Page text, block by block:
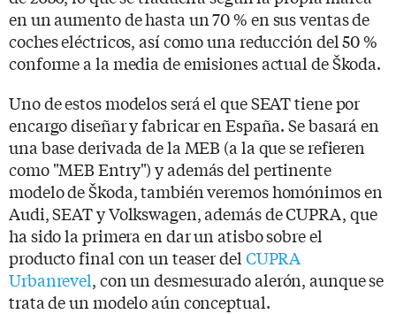
en un aumento de hasta un 70 % en sus ventas de
coches eléctricos, así como una reducción del 50 %
conforme a la media de emisiones actual de Škoda.
Uno de estos modelos será el que SEAT tiene por
encargo diseñar y fabricar en España. Se basará en
una base derivada de la MEB (a la que se refieren
como "MEB Entry") y además del pertinente
modelo de Škoda, también veremos homónimos en
Audi, SEAT y Volkswagen, además de CUPRA, que
ha sido la primera en dar un atisbo sobre el
producto final con un teaser del CUPRA
Urbanrevel, con un desmesurado alerón, aunque se
trata de un modelo aún conceptual.